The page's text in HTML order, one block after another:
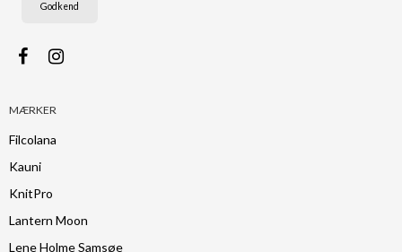
Godkend
MÆRKER
Filcolana
Kauni
KnitPro
Lantern Moon
Lene Holme Samsøe